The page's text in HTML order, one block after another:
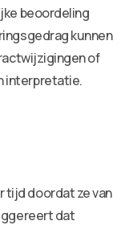
beoordeling
kunnen
of
interpretatie.
tijd doordat ze van
dat